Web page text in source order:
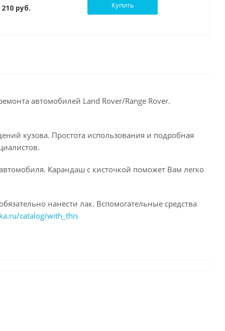
210 руб. Купить
автомобилей Land Rover/Range Rover.
кузова. Простота использования и подробная
Карандаш с кисточкой поможет Вам легко
нанести лак. Вспомогательные средства
catalog/with_this